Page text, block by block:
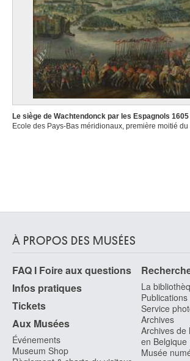
Le siège de Wachtendonck par les Espagnols 1605
Ecole des Pays-Bas méridionaux, première moitié
À PROPOS DES MUSÉES
FAQ I Foire aux questions
Infos pratiques
Tickets
Aux Musées
Événements
Museum Shop
La
Publications
Service
Archives
Archives de
en Belgique
Musée